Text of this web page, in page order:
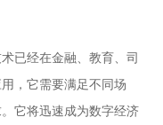
已经在金融、教育、司
，它需要满足不同场
它将迅速成为数字经济